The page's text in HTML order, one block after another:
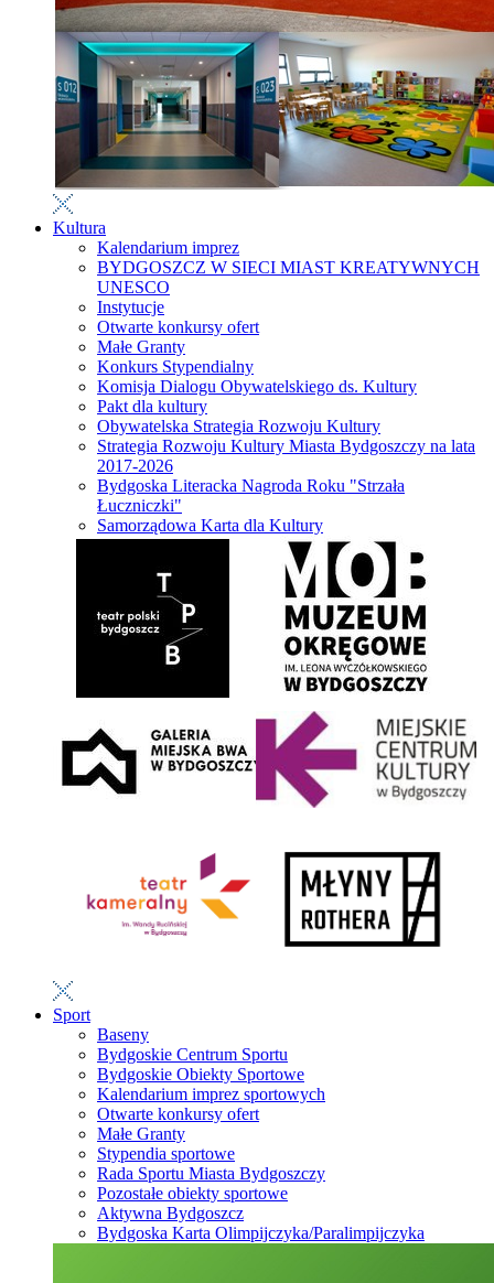
Kultura
Kalendarium imprez
BYDGOSZCZ W SIECI MIAST KREATYWNYCH
UNESCO
Instytucje
Otwarte konkursy ofert
Małe Granty
Konkurs Stypendialny
Komisja Dialogu Obywatelskiego ds. Kultury
Pakt dla kultury
Obywatelska Strategia Rozwoju Kultury
Strategia Rozwoju Kultury Miasta Bydgoszczy na lata
2017-2026
Bydgoska Literacka Nagroda Roku "Strzała
Łuczniczki"
Samorządowa Karta dla Kultury
Sport
Baseny
Bydgoskie Centrum Sportu
Bydgoskie Obiekty Sportowe
Kalendarium imprez sportowych
Otwarte konkursy ofert
Małe Granty
Stypendia sportowe
Rada Sportu Miasta Bydgoszczy
Pozostałe obiekty sportowe
Aktywna Bydgoszcz
Bydgoska Karta Olimpijczyka/Paralimpijczyka